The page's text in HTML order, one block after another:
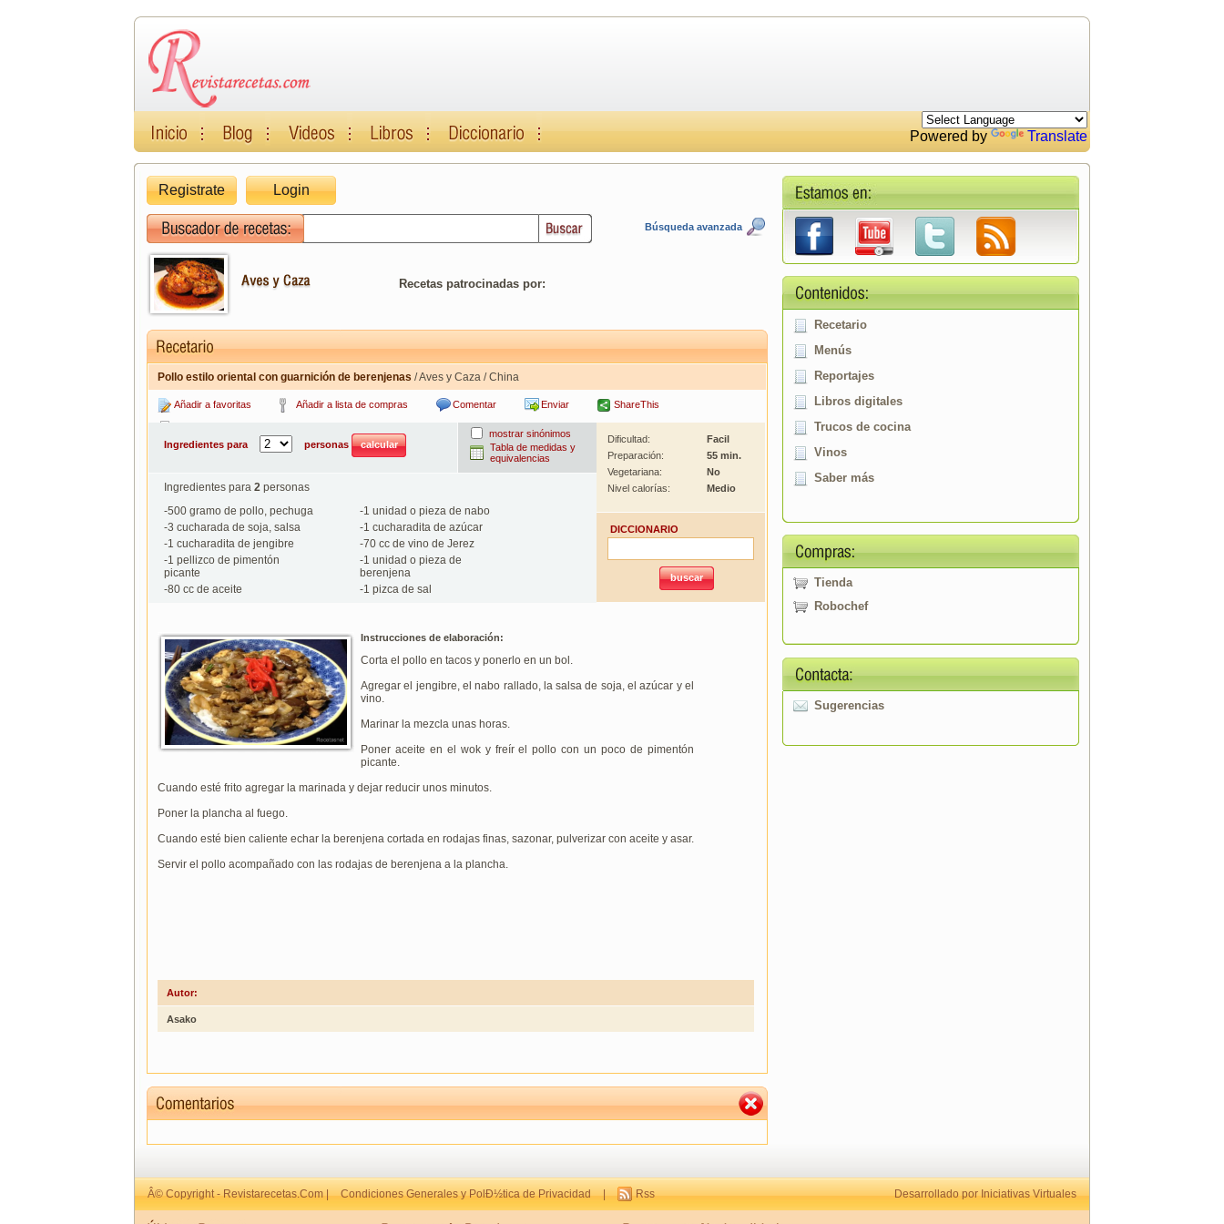
Powered by Translate
Registrate Login
Búsqueda avanzada
Recetas patrocinadas por:
Pollo estilo oriental con guarnición de berenjenas / Aves y Caza / China
Añadir a favoritas Añadir a lista de compras Comentar Enviar ShareThis
Ingredientes para
personas
mostrar sinónimos
Tabla de medidas y
equivalencias
Ingredientes para 2 personas
-500 gramo de pollo, pechuga -1 unidad o pieza de nabo
-3 cucharada de soja, salsa -1 cucharadita de azúcar
-1 cucharadita de jengibre -70 cc de vino de Jerez
-1 pellizco de pimentón
picante
-1 unidad o pieza de
berenjena
-80 cc de aceite -1 pizca de sal
Dificultad:
Facil
Preparación:
55 min.
Vegetariana:
No
Nivel calorías:
Medio
DICCIONARIO
Instrucciones de elaboración:
Corta el pollo en tacos y ponerlo en un bol.
Agregar el jengibre, el nabo rallado, la salsa de soja, el azúcar y el
vino.
Marinar la mezcla unas horas.
Poner aceite en el wok y freír el pollo con un poco de pimentón
picante.
Cuando esté frito agregar la marinada y dejar reducir unos minutos.
Poner la plancha al fuego.
Cuando esté bien caliente echar la berenjena cortada en rodajas finas, sazonar, pulverizar con aceite y asar.
Servir el pollo acompañado con las rodajas de berenjena a la plancha.
Autor:
Asako
Recetario
Menús
Reportajes
Libros digitales
Trucos de cocina
Vinos
Saber más
Tienda
Robochef
Sugerencias
Â© Copyright - Revistarecetas.Com | Condiciones Generales y PolÐ½tica de Privacidad | Rss Desarrollado por Iniciativas Virtuales